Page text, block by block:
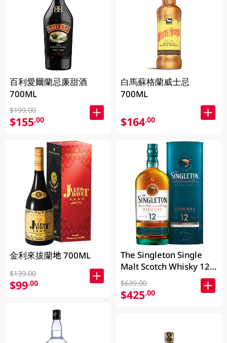
百利愛爾蘭忌廉甜酒
700ML
$199.00
$155.00
金利來拔蘭地 700ML
$139.00
$99.00
白馬蘇格蘭威士忌
700ML
$164.00
The Singleton Single
Malt Scotch Whisky 12
Years 700ML
$639.00
$425.00